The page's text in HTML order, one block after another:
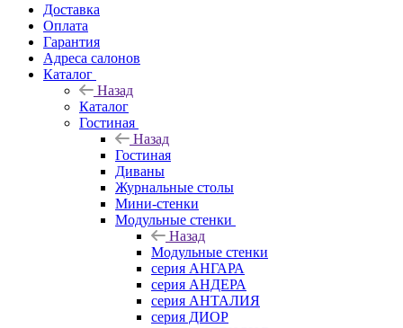
Доставка
Оплата
Гарантия
Адреса салонов
Каталог
Назад
Каталог
Гостиная
Назад
Гостиная
Диваны
Журнальные столы
Мини-стенки
Модульные стенки
Назад
Модульные стенки
серия АНГАРА
серия АНДЕРА
серия АНТАЛИЯ
серия ДИОР